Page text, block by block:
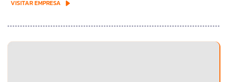
VISITAR EMPRESA